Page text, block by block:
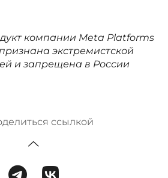
компании Meta Platforms
экстремистской
и запрещена в России
ссылкой